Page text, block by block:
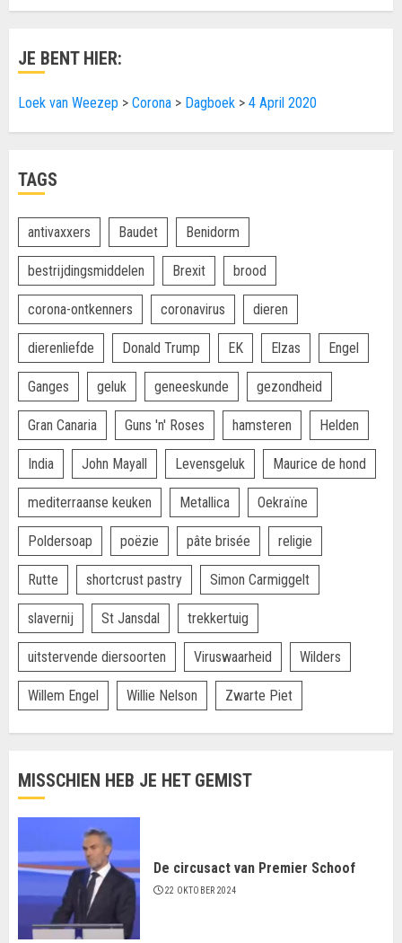
JE BENT HIER:
Loek van Weezep > Corona > Dagboek > 4 April 2020
TAGS
antivaxxers Baudet Benidorm
bestrijdingsmiddelen Brexit brood
corona-ontkenners coronavirus dieren
dierenliefde Donald Trump EK Elzas Engel
Ganges geluk geneeskunde gezondheid
Gran Canaria Guns 'n' Roses hamsteren Helden
India John Mayall Levensgeluk Maurice de hond
mediterraanse keuken Metallica Oekraïne
Poldersoap poëzie pâte brisée religie
Rutte shortcrust pastry Simon Carmiggelt
slavernij St Jansdal trekkertuig
uitstervende diersoorten Viruswaarheid Wilders
Willem Engel Willie Nelson Zwarte Piet
MISSCHIEN HEB JE HET GEMIST
De circusact van Premier Schoof
22 OKTOBER 2024